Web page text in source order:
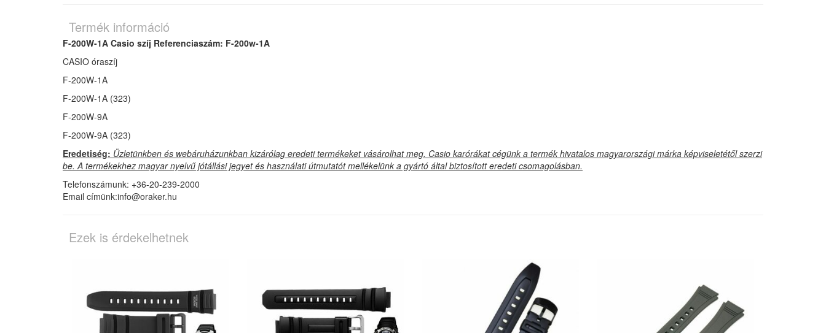
Termék információ
F-200W-1A Casio szíj Referenciaszám: F-200w-1A
CASIO óraszíj
F-200W-1A
F-200W-1A (323)
F-200W-9A
F-200W-9A (323)
Eredetiség: Üzletünkben és webáruházunkban kizárólag eredeti termékeket vásárolhat meg. Casio karórákat cégünk a termék hivatalos magyarországi márka képviseletétől szerzi
be. A termékekhez magyar nyelvű jótállási jegyet és használati útmutatót mellékelünk a gyártó által biztosított eredeti csomagolásban.
Telefonszámunk: +36-20-239-2000
Email címünk:info@oraker.hu
Ezek is érdekelhetnek